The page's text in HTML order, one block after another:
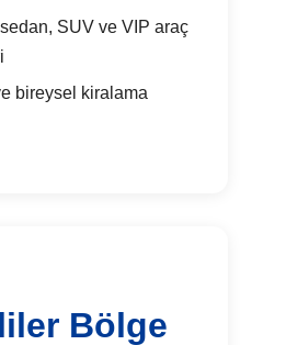
SUV ve VIP araç
bireysel kiralama
Bölge